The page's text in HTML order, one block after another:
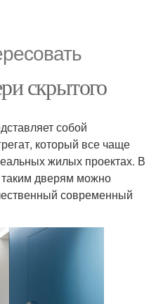
скрытого
собой
который все чаще
жилых проектах. В
дверям можно
современный